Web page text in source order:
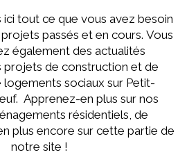
tout ce que vous avez besoin
passés et en cours. Vous
également des actualités
projets de construction et de
sociaux sur Petit-
Apprenez-en plus sur nos
résidentiels, de
plus encore sur cette partie de
notre site !